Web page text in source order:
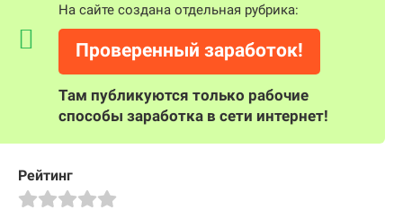
На сайте создана отдельная рубрика:
Проверенный заработок!
Там публикуются только рабочие
способы заработка в сети интернет!
Рейтинг